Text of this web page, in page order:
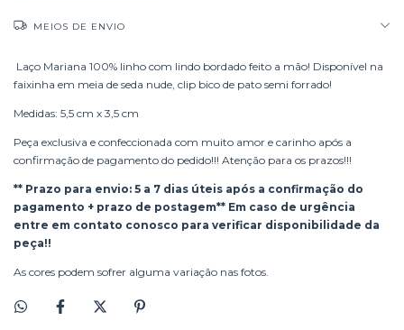
MEIOS DE ENVIO
Laço Mariana 100% linho com lindo bordado feito a mão! Disponível na
faixinha em meia de seda nude, clip bico de pato semi forrado!
Medidas: 5,5 cm x 3,5 cm
Peça exclusiva e confeccionada com muito amor e carinho após a
confirmação de pagamento do pedido!!! Atenção para os prazos!!!
** Prazo para envio: 5 a 7 dias úteis após a confirmação do
pagamento + prazo de postagem** Em caso de urgência
entre em contato conosco para verificar disponibilidade da
peça!!
As cores podem sofrer alguma variação nas fotos.